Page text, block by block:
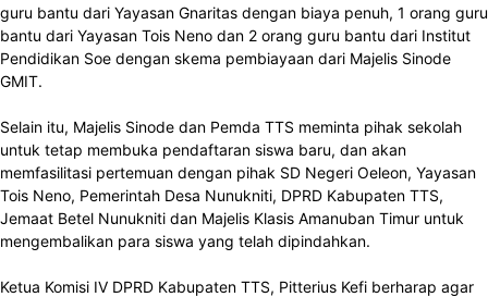
guru bantu dari Yayasan Gnaritas dengan biaya penuh, 1 orang guru
bantu dari Yayasan Tois Neno dan 2 orang guru bantu dari Institut
Pendidikan Soe dengan skema pembiayaan dari Majelis Sinode
GMIT.
Selain itu, Majelis Sinode dan Pemda TTS meminta pihak sekolah
untuk tetap membuka pendaftaran siswa baru, dan akan
memfasilitasi pertemuan dengan pihak SD Negeri Oeleon, Yayasan
Tois Neno, Pemerintah Desa Nunukniti, DPRD Kabupaten TTS,
Jemaat Betel Nunukniti dan Majelis Klasis Amanuban Timur untuk
mengembalikan para siswa yang telah dipindahkan.
Ketua Komisi IV DPRD Kabupaten TTS, Pitterius Kefi berharap agar